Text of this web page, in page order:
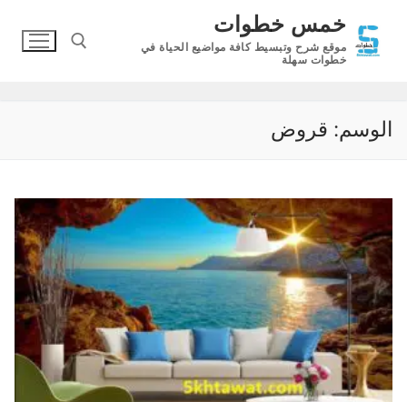
المحتوى
خمس خطوات
موقع شرح وتبسيط كافة مواضيع الحياة في
خطوات سهلة
الوسم: قروض